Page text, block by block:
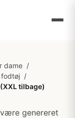
dame /
fodtøj /
tilbage)
genereret